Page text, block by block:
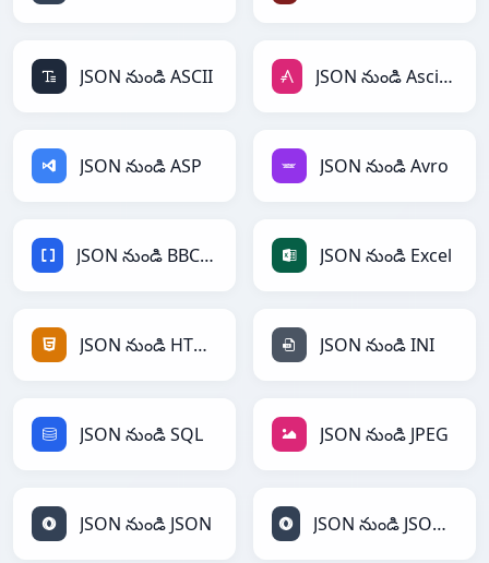
JSON నుండి ASCII JSON నుండి AsciiDoc
JSON నుండి ASP JSON నుండి Avro
JSON నుండి BBCode JSON నుండి Excel
JSON నుండి HTML JSON నుండి INI
JSON నుండి SQL JSON నుండి JPEG
JSON నుండి JSON JSON నుండి JSONLines